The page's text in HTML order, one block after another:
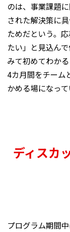
のは、事業課題
された解決策に
ためだという。
たい」と見込ん
みて初めてわか
4カ月間をチーム
かめる場になって
ディスカ
プログラム期間